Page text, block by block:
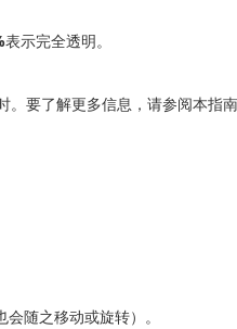
表示完全透明。
。要了解更多信息，请参阅本指
随之移动或旋转）。